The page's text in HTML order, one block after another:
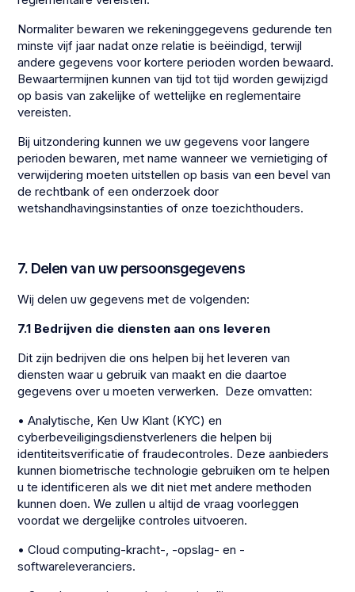
Normaliter bewaren we rekeninggegevens gedurende ten
minste vijf jaar nadat onze relatie is beëindigd, terwijl
andere gegevens voor kortere perioden worden bewaard.
Bewaartermijnen kunnen van tijd tot tijd worden gewijzigd
op basis van zakelijke of wettelijke en reglementaire
vereisten.
Bij uitzondering kunnen we uw gegevens voor langere
perioden bewaren, met name wanneer we vernietiging of
verwijdering moeten uitstellen op basis van een bevel van
de rechtbank of een onderzoek door
wetshandhavingsinstanties of onze toezichthouders.
7. Delen van uw persoonsgegevens
Wij delen uw gegevens met de volgenden:
7.1 Bedrijven die diensten aan ons leveren
Dit zijn bedrijven die ons helpen bij het leveren van
diensten waar u gebruik van maakt en die daartoe
gegevens over u moeten verwerken. Deze omvatten:
• Analytische, Ken Uw Klant (KYC) en
cyberbeveiligingsdienstverleners die helpen bij
identiteitsverificatie of fraudecontroles. Deze aanbieders
kunnen biometrische technologie gebruiken om te helpen
u te identificeren als we dit niet met andere methoden
kunnen doen. We zullen u altijd de vraag voorleggen
voordat we dergelijke controles uitvoeren.
• Cloud computing-kracht-, -opslag- en -
softwareleveranciers.